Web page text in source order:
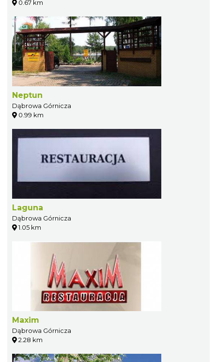
0.67 km
Neptun
Dąbrowa Górnicza
0.99 km
Laguna
Dąbrowa Górnicza
1.05 km
Maxim
Dąbrowa Górnicza
2.28 km